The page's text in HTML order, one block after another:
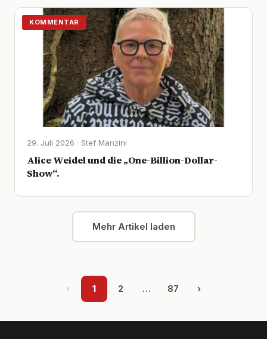
KOMMENTAR
29. Juli 2026 · Stef Manzini
Alice Weidel und die „One-Billion-Dollar-
Show“.
Mehr Artikel laden
‹ 1 2 … 87 ›